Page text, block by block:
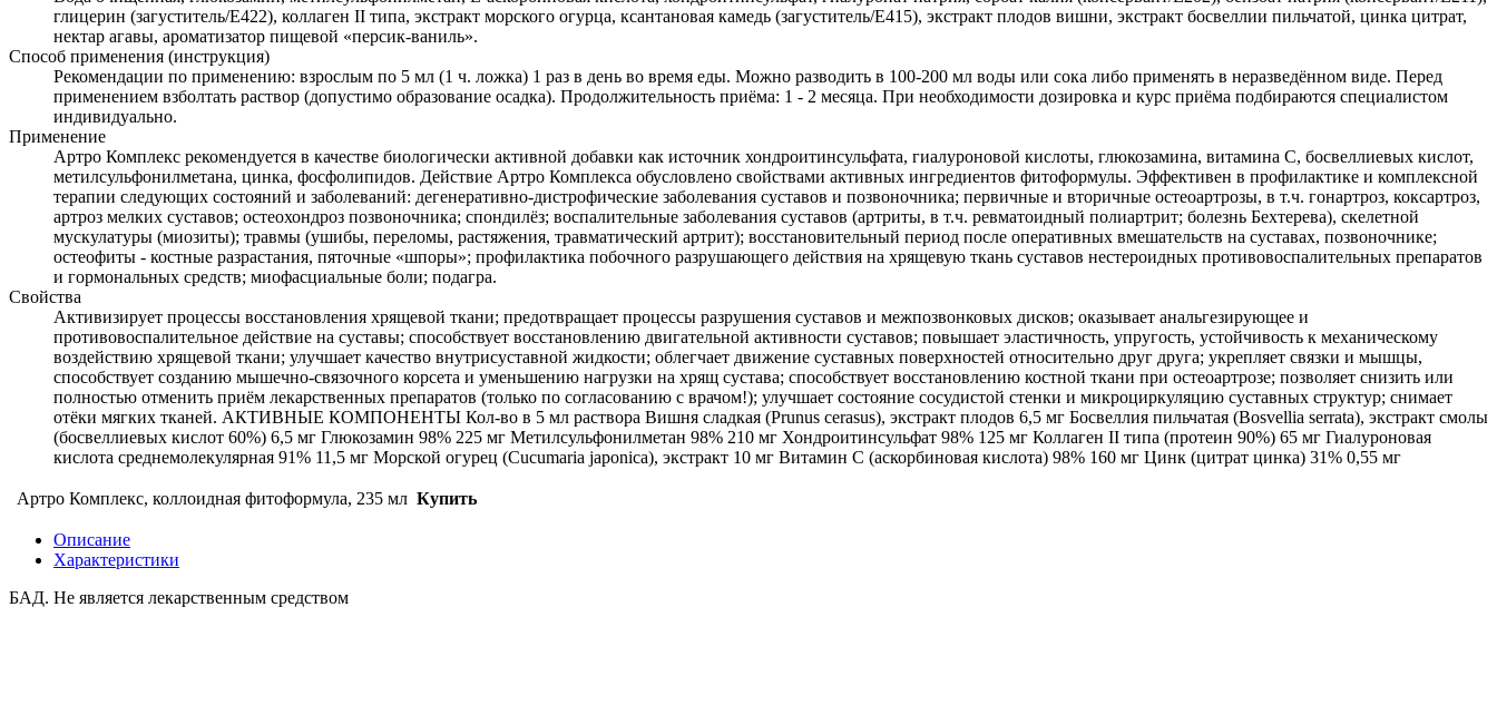
глицерин (загуститель/Е422), коллаген II типа, экстракт морского огурца, ксантановая камедь (загуститель/Е415), экстракт плодов вишни, экстракт босвеллии пильчатой, цинка цитрат,
нектар агавы, ароматизатор пищевой «персик-ваниль».
Способ применения (инструкция)
Рекомендации по применению: взрослым по 5 мл (1 ч. ложка) 1 раз в день во время еды. Можно разводить в 100-200 мл воды или сока либо применять в неразведённом виде. Перед
применением взболтать раствор (допустимо образование осадка). Продолжительность приёма: 1 - 2 месяца. При необходимости дозировка и курс приёма подбираются специалистом
индивидуально.
Применение
Артро Комплекс рекомендуется в качестве биологически активной добавки как источник хондроитинсульфата, гиалуроновой кислоты, глюкозамина, витамина С, босвеллиевых кислот,
метилсульфонилметана, цинка, фосфолипидов. Действие Артро Комплекса обусловлено свойствами активных ингредиентов фитоформулы. Эффективен в профилактике и комплексной
терапии следующих состояний и заболеваний: дегенеративно-дистрофические заболевания суставов и позвоночника; первичные и вторичные остеоартрозы, в т.ч. гонартроз, коксартроз,
артроз мелких суставов; остеохондроз позвоночника; спондилёз; воспалительные заболевания суставов (артриты, в т.ч. ревматоидный полиартрит; болезнь Бехтерева), скелетной
мускулатуры (миозиты); травмы (ушибы, переломы, растяжения, травматический артрит); восстановительный период после оперативных вмешательств на суставах, позвоночнике;
остеофиты - костные разрастания, пяточные «шпоры»; профилактика побочного разрушающего действия на хрящевую ткань суставов нестероидных противовоспалительных препаратов
и гормональных средств; миофасциальные боли; подагра.
Свойства
Активизирует процессы восстановления хрящевой ткани; предотвращает процессы разрушения суставов и межпозвонковых дисков; оказывает анальгезирующее и
противовоспалительное действие на суставы; способствует восстановлению двигательной активности суставов; повышает эластичность, упругость, устойчивость к механическому
воздействию хрящевой ткани; улучшает качество внутрисуставной жидкости; облегчает движение суставных поверхностей относительно друг друга; укрепляет связки и мышцы,
способствует созданию мышечно-связочного корсета и уменьшению нагрузки на хрящ сустава; способствует восстановлению костной ткани при остеоартрозе; позволяет снизить или
полностью отменить приём лекарственных препаратов (только по согласованию с врачом!); улучшает состояние сосудистой стенки и микроциркуляцию суставных структур; снимает
отёки мягких тканей. АКТИВНЫЕ КОМПОНЕНТЫ Кол-во в 5 мл раствора Вишня сладкая (Prunus cerasus), экстракт плодов 6,5 мг Босвеллия пильчатая (Bosvellia serrata), экстракт смолы
(босвеллиевых кислот 60%) 6,5 мг Глюкозамин 98% 225 мг Метилсульфонилметан 98% 210 мг Хондроитинсульфат 98% 125 мг Коллаген II типа (протеин 90%) 65 мг Гиалуроновая
кислота среднемолекулярная 91% 11,5 мг Морской огурец (Cucumaria japonica), экстракт 10 мг Витамин С (аскорбиновая кислота) 98% 160 мг Цинк (цитрат цинка) 31% 0,55 мг
Артро Комплекс, коллоидная фитоформула, 235 мл Купить
Описание
Характеристики
БАД. Не является лекарственным средством